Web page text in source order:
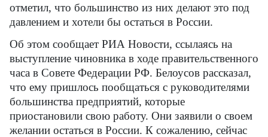
отметил, что большинство из них делают это под
давлением и хотели бы остаться в России.
Об этом сообщает РИА Новости, ссылаясь на
выступление чиновника в ходе правительственного
часа в Совете Федерации РФ. Белоусов рассказал,
что ему пришлось пообщаться с руководителями
большинства предприятий, которые
приостановили свою работу. Они заявили о своем
желании остаться в России. К сожалению, сейчас